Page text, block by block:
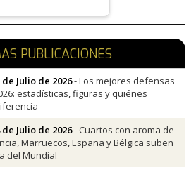
PUBLICACIONES
Julio de 2026- Los mejores defensas
estadísticas, figuras y quiénes
Julio de 2026- Cuartos con aroma de
Marruecos, España y Bélgica suben
del Mundial